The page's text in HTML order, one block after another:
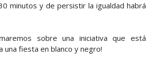
minutos y de persistir la igualdad habrá
sobre una iniciativa que está
una fiesta en blanco y negro!